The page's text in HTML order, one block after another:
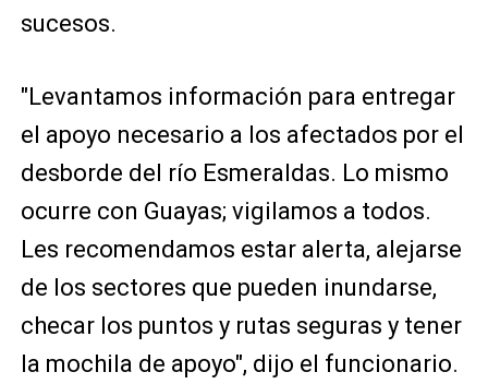
sucesos.
"Levantamos información para entregar
el apoyo necesario a los afectados por el
desborde del río Esmeraldas. Lo mismo
ocurre con Guayas; vigilamos a todos.
Les recomendamos estar alerta, alejarse
de los sectores que pueden inundarse,
checar los puntos y rutas seguras y tener
la mochila de apoyo", dijo el funcionario.